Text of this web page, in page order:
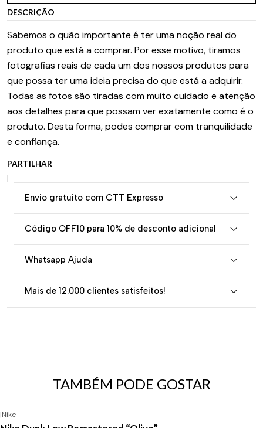
DESCRIÇÃO
Sabemos o quão importante é ter uma noção real do
produto que está a comprar. Por esse motivo, tiramos
fotografias reais de cada um dos nossos produtos para
que possa ter uma ideia precisa do que está a adquirir.
Todas as fotos são tiradas com muito cuidado e atenção
aos detalhes para que possam ver exatamente como é o
produto. Desta forma, podes comprar com tranquilidade
e confiança.
PARTILHAR
|
Envio gratuito com CTT Expresso
Código OFF10 para 10% de desconto adicional
Whatsapp Ajuda
Mais de 12.000 clientes satisfeitos!
TAMBÉM PODE GOSTAR
|Nike